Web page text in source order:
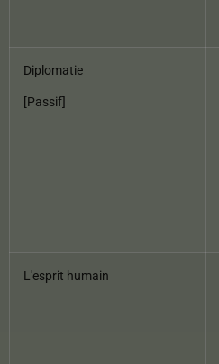
Diplomatie
[Passif]
L'esprit humain